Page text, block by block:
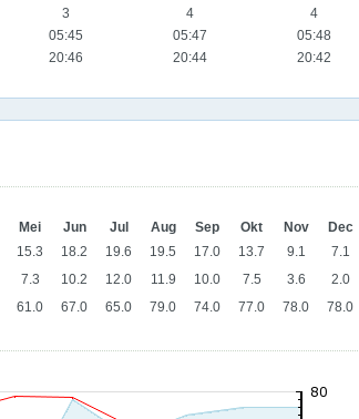
3 4
4
05:45 05:47
05:48
20:46 20:44 20:42
Mei Jun Jul Aug Sep Okt Nov
Dec
15.3 18.2 19.6 19.5 17.0 13.7 9.1
7.1
7.3 10.2 12.0 11.9 10.0 7.5 3.6
2.0
61.0 67.0 65.0 79.0 74.0 77.0 78.0 78.0